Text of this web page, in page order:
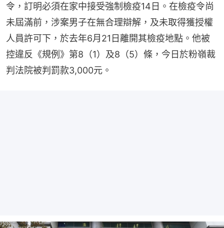
令，訂明必須在家中接受強制檢疫14日。在檢疫令尚
未屆滿前，涉案男子在無合理辯解，及未取得獲授權
人員許可下，於去年6月21日離開其檢疫地點。他被
控違反《規例》第8（1）及8（5）條，今日於粉嶺裁
判法院被判罰款3,000元。